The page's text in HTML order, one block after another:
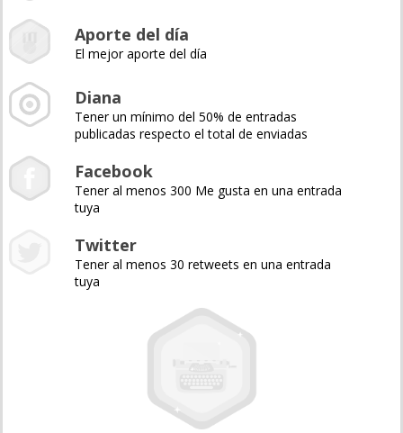
Aporte del día
El mejor aporte del día
Diana
Tener un mínimo del 50% de entradas
publicadas respecto el total de enviadas
Facebook
Tener al menos 300 Me gusta en una entrada
tuya
Twitter
Tener al menos 30 retweets en una entrada
tuya